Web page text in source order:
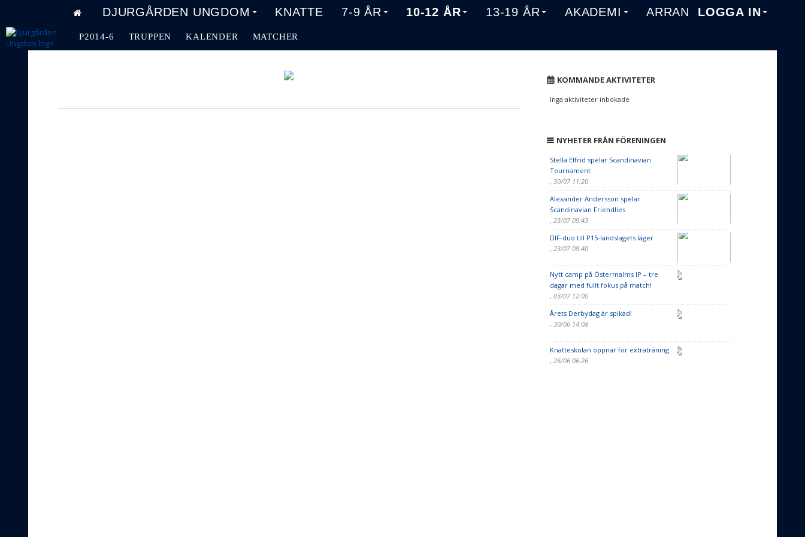
DJURGÅRDEN UNGDOM KNATTE 7-9 ÅR 10-12 ÅR 13-19 ÅR AKADEMI ARRANGEMANG
LOGGA IN
P2014-6 TRUPPEN KALENDER MATCHER
KOMMANDE AKTIVITETER
Inga aktiviteter inbokade
NYHETER FRÅN FÖRENINGEN
Stella Elfrid spelar Scandinavian
Tournament
, 30/07 11:20
Alexander Andersson spelar
Scandinavian Friendlies
, 23/07 09:43
DIF-duo till P15-landslagets läger
, 23/07 09:40
Nytt camp på Östermalms IP – tre
dagar med fullt fokus på match!
, 03/07 12:00
Årets Derbydag är spikad!
, 30/06 14:08
Knatteskolan öppnar för extraträning
, 26/06 06-26